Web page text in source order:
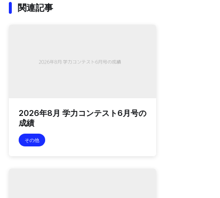
関連記事
2026年8月 学力コンテスト6月号の
成績
その他